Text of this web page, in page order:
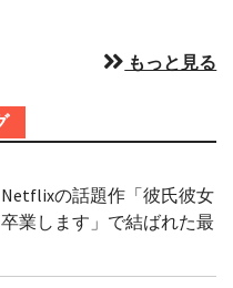
もっと見る
Netflixの話題作「彼氏彼女
業します」で結ばれた最